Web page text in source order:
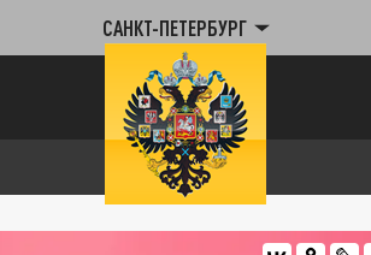
САНКТ-ПЕТЕРБУРГ